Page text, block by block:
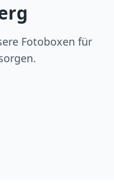
Fotoboxen für